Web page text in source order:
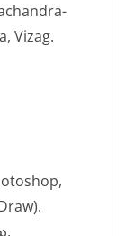
Vizag.